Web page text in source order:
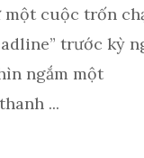
một cuộc trốn
trước kỳ
ngắm một
...